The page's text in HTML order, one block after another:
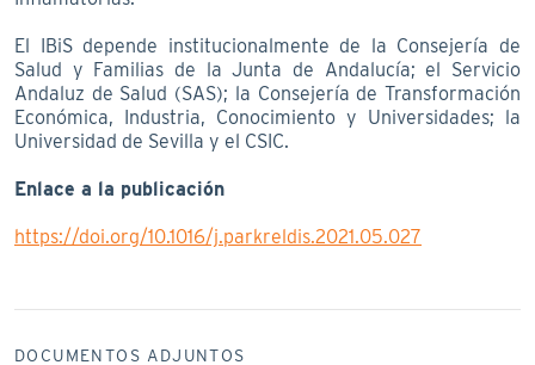
El IBiS depende institucionalmente de la Consejería de
Salud y Familias de la Junta de Andalucía; el Servicio
Andaluz de Salud (SAS); la Consejería de Transformación
Económica, Industria, Conocimiento y Universidades; la
Universidad de Sevilla y el CSIC.
Enlace a la publicación
https://doi.org/10.1016/j.parkreldis.2021.05.027
DOCUMENTOS ADJUNTOS